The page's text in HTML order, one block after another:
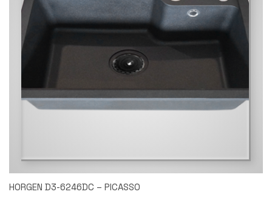
HORGEN D3-6246DC – PICASSO